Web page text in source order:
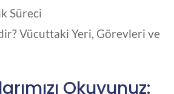
Süreci
Vücuttaki Yeri, Görevleri ve
Okuyunuz: